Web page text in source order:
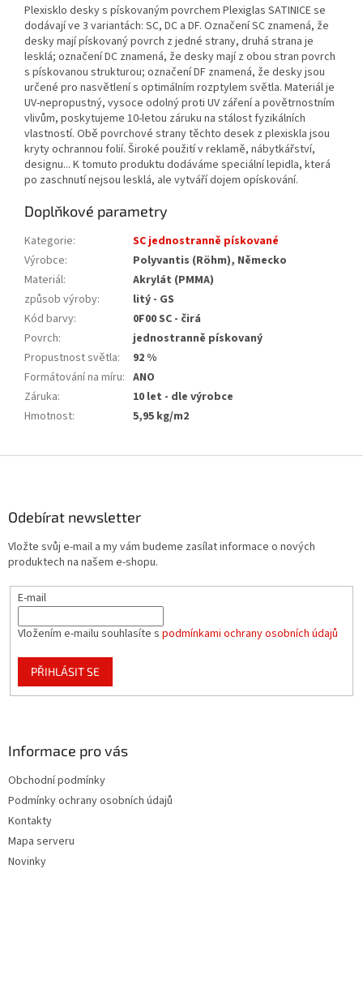
Plexisklo desky s pískovaným povrchem Plexiglas SATINICE se
dodávají ve 3 variantách: SC, DC a DF. Označení SC znamená, že
desky mají pískovaný povrch z jedné strany, druhá strana je
lesklá; označení DC znamená, že desky mají z obou stran povrch
s pískovanou strukturou; označení DF znamená, že desky jsou
určené pro nasvětlení s optimálním rozptylem světla. Materiál je
UV-nepropustný, vysoce odolný proti UV záření a povětrnostním
vlivům, poskytujeme 10-letou záruku na stálost fyzikálních
vlastností. Obě povrchové strany těchto desek z plexiskla jsou
kryty ochrannou folií. Široké použití v reklamě, nábytkářství,
designu... K tomuto produktu dodáváme speciální lepidla, která
po zaschnutí nejsou lesklá, ale vytváří dojem opískování.
Doplňkové parametry
Kategorie:
SC jednostranně pískované
Výrobce:
Polyvantis (Röhm), Německo
Materiál:
Akrylát (PMMA)
způsob výroby:
litý - GS
Kód barvy:
0F00 SC - čirá
Povrch:
jednostranně pískovaný
Propustnost světla:
92 %
Formátování na míru: ANO
Záruka:
10 let - dle výrobce
Hmotnost: 5,95 kg/m2
Odebírat newsletter
Vložte svůj e-mail a my vám budeme zasílat informace o nových
produktech na našem e-shopu.
E-mail
Vložením e-mailu souhlasíte s podmínkami ochrany osobních údajů
PŘIHLÁSIT SE
Informace pro vás
Obchodní podmínky
Podmínky ochrany osobních údajů
Kontakty
Mapa serveru
Novinky